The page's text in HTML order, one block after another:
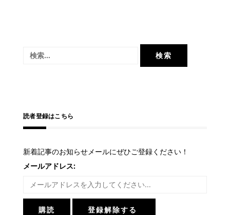
読者登録はこちら
新着記事のお知らせメールにぜひご登録ください！
メールアドレス: